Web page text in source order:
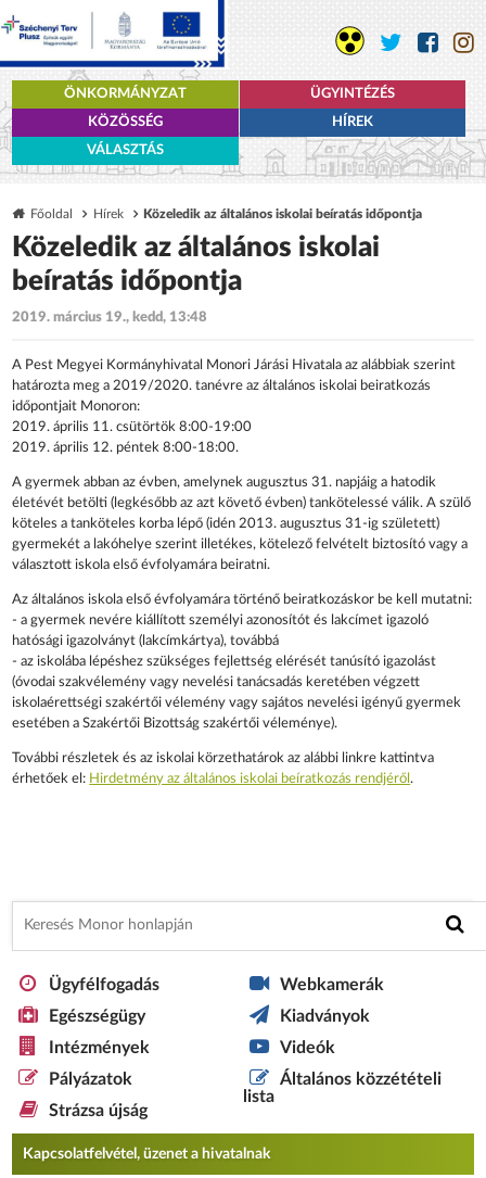
ÖNKORMÁNYZAT
ÜGYINTÉZÉS
KÖZÖSSÉG
HÍREK
VÁLASZTÁS
Főoldal Hírek Közeledik az általános iskolai beíratás időpontja
Közeledik az általános iskolai
beíratás időpontja
2019. március 19., kedd, 13:48
A Pest Megyei Kormányhivatal Monori Járási Hivatala az alábbiak szerint
határozta meg a 2019/2020. tanévre az általános iskolai beiratkozás
időpontjait Monoron:
2019. április 11. csütörtök 8:00-19:00
2019. április 12. péntek 8:00-18:00.
A gyermek abban az évben, amelynek augusztus 31. napjáig a hatodik
életévét betölti (legkésőbb az azt követő évben) tankötelessé válik. A szülő
köteles a tanköteles korba lépő (idén 2013. augusztus 31-ig született)
gyermekét a lakóhelye szerint illetékes, kötelező felvételt biztosító vagy a
választott iskola első évfolyamára beiratni.
Az általános iskola első évfolyamára történő beiratkozáskor be kell mutatni:
- a gyermek nevére kiállított személyi azonosítót és lakcímet igazoló
hatósági igazolványt (lakcímkártya), továbbá
- az iskolába lépéshez szükséges fejlettség elérését tanúsító igazolást
(óvodai szakvélemény vagy nevelési tanácsadás keretében végzett
iskolaérettségi szakértői vélemény vagy sajátos nevelési igényű gyermek
esetében a Szakértői Bizottság szakértői véleménye).
További részletek és az iskolai körzethatárok az alábbi linkre kattintva
érhetőek el: Hirdetmény az általános iskolai beíratkozás rendjéről.
Ügyfélfogadás
Egészségügy
Intézmények
Pályázatok
Strázsa újság
Webkamerák
Kiadványok
Videók
Általános közzétételi
lista
Kapcsolatfelvétel, üzenet a hivatalnak